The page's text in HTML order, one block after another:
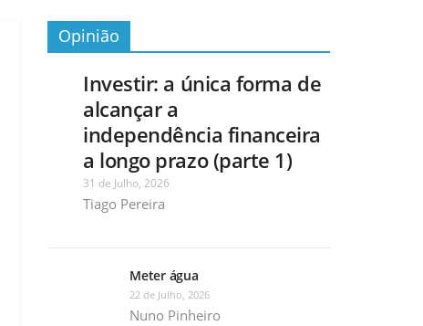
Opinião
Investir: a única forma de
alcançar a
independência financeira
a longo prazo (parte 1)
31 de Julho, 2026
Tiago Pereira
Meter água
22 de Julho, 2026
Nuno Pinheiro